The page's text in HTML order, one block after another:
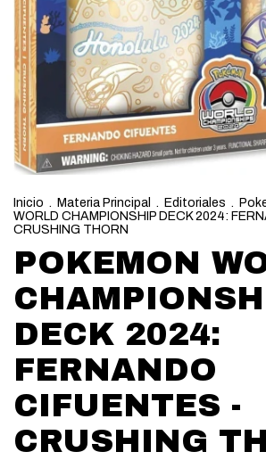
Inicio . Materia Principal . Editoriales .
WORLD CHAMPIONSHIP DECK 2024:
CRUSHING THORN
POKEMON
DECK 2024:
FERNANDO
CIFUENTES -
CRUSHING